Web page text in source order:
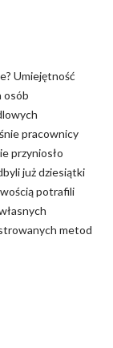
Umiejętność
osób
pracownicy
przyniosło
już dziesiątki
potrafili
metod